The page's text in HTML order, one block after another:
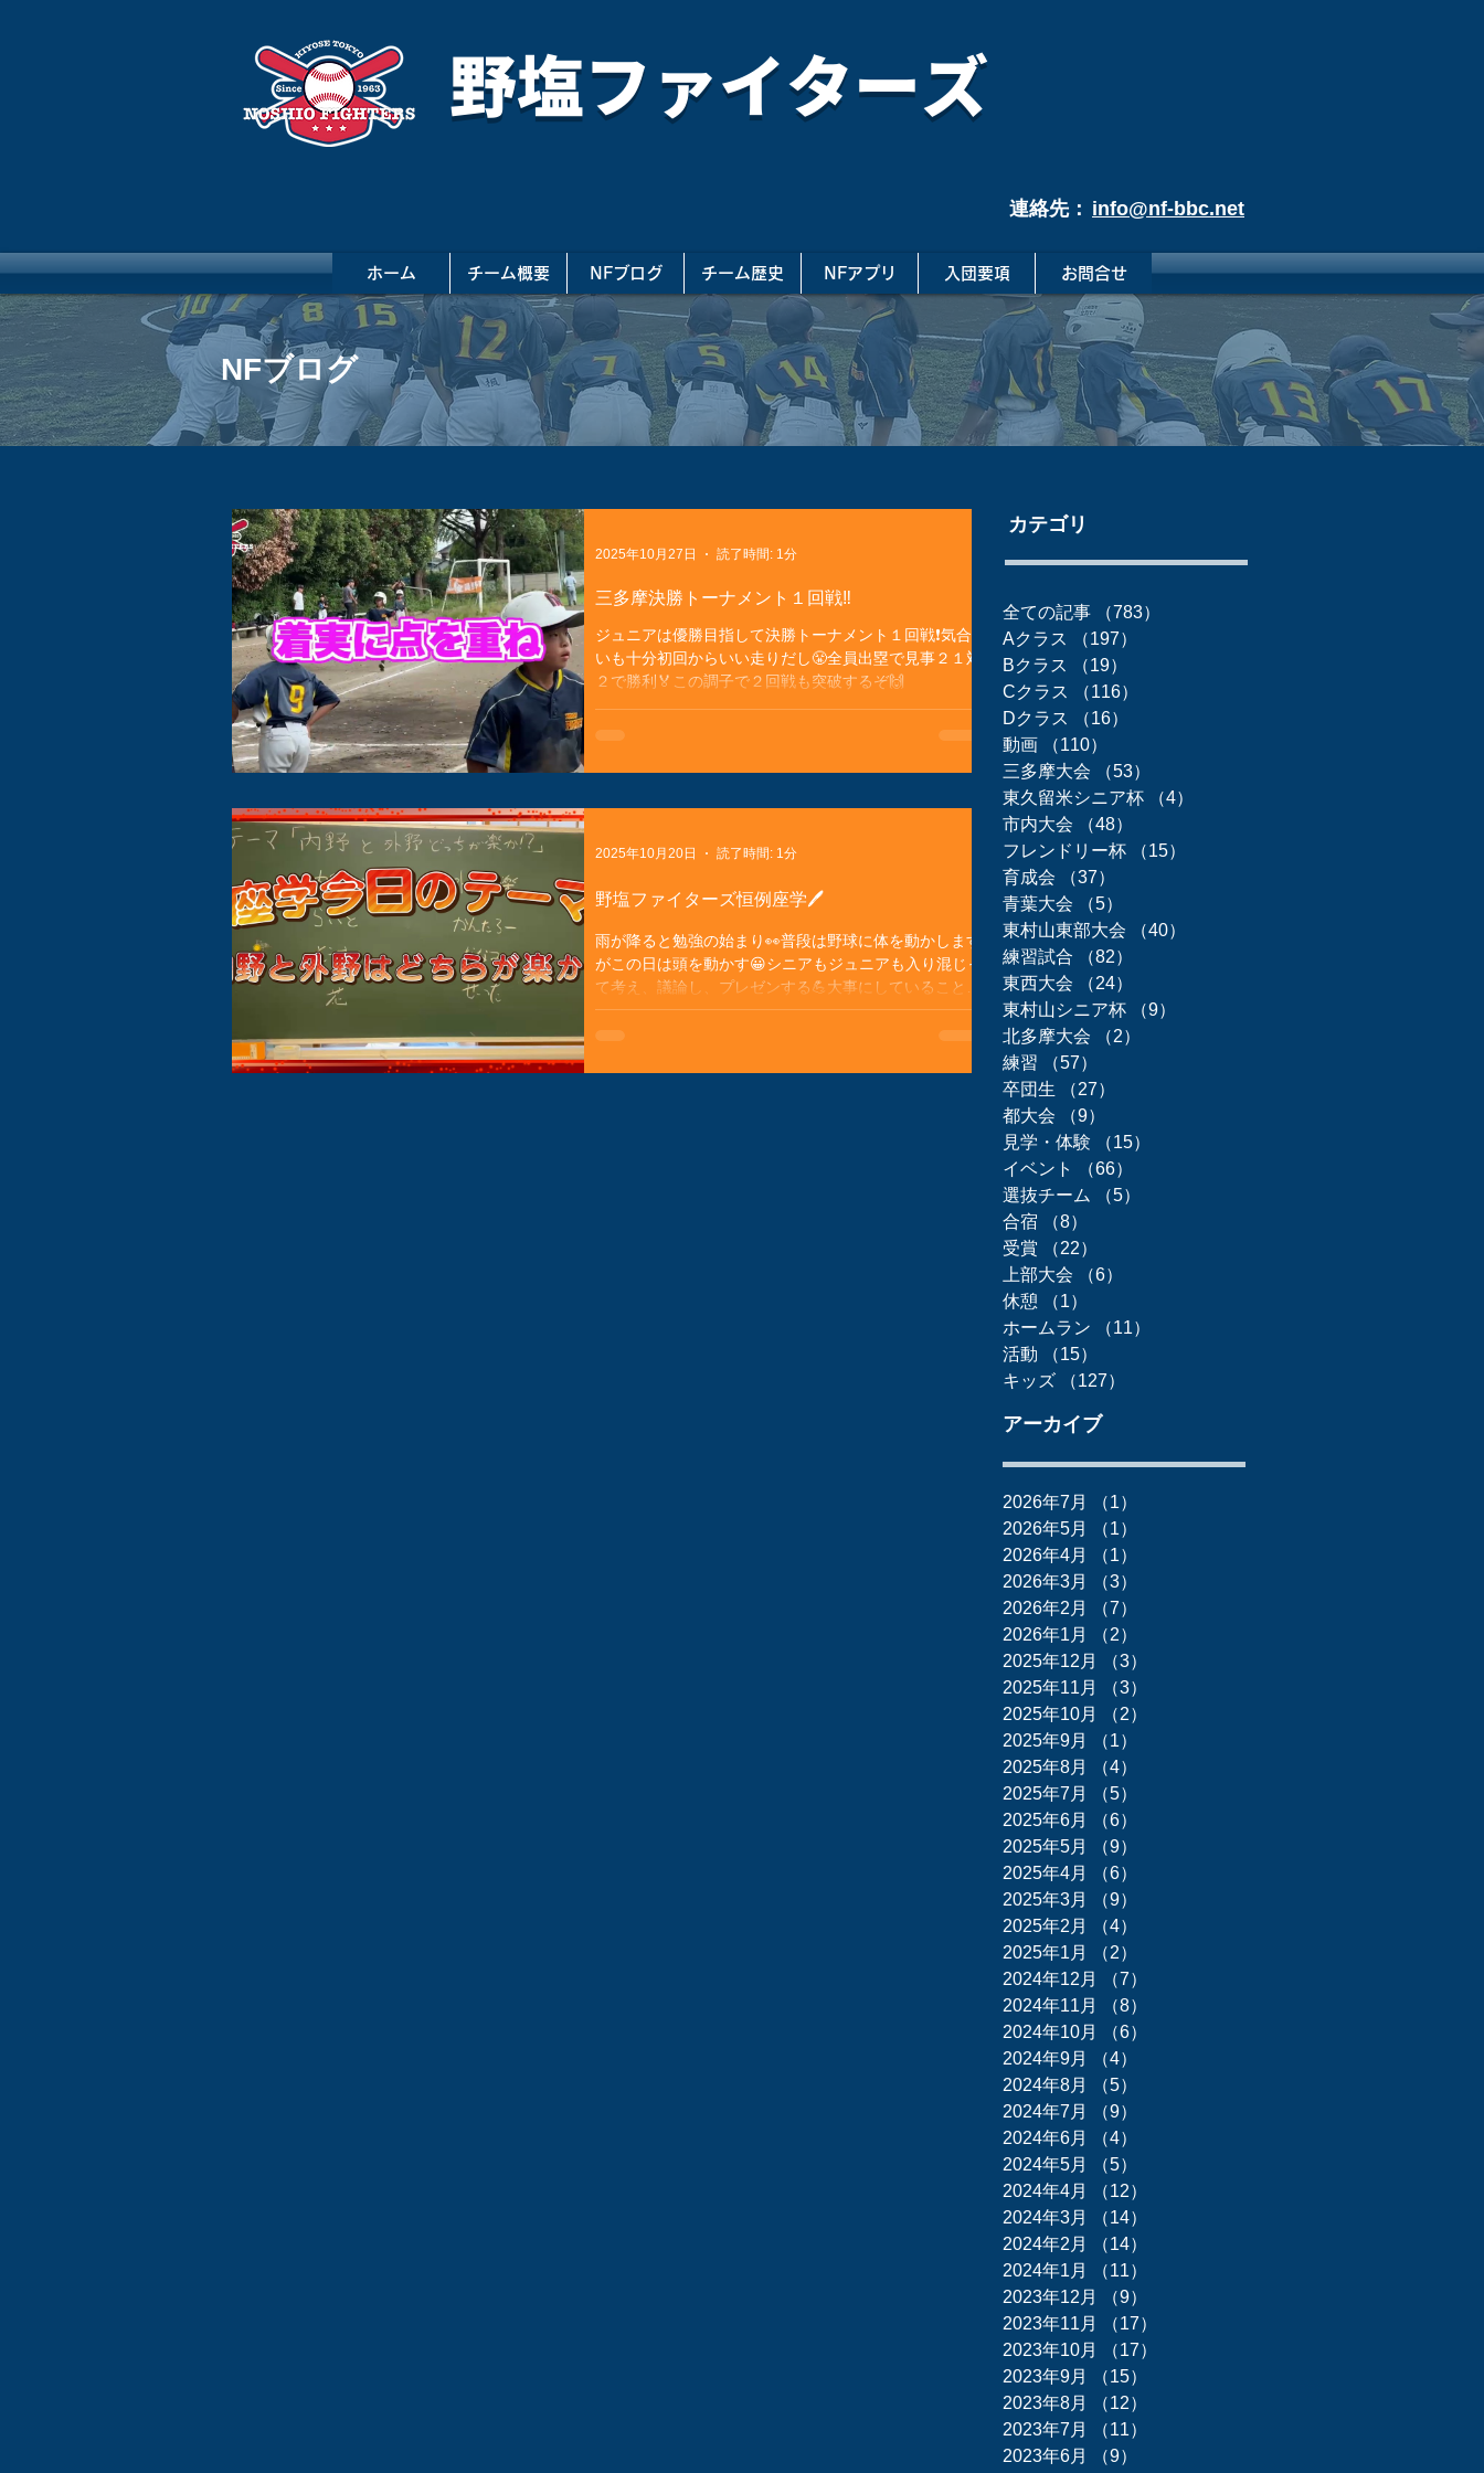
野塩ファイターズ
連絡先： info@nf-bbc.net
ホーム チーム概要 NFブログ チーム歴史 NFアプリ 入団要項 お問合せ
NFブログ
三多摩決勝トーナメント１回戦‼️
ジュニアは優勝目指して決勝トーナメント１回戦❗️気合
いも十分初回からいい走りだし😤全員出塁で見事２１対
２で勝利🏅この調子で２回戦も突破するぞ🙌
2025年10月27日 読了時間: 1分
野塩ファイターズ恒例座学🖊️
雨が降ると勉強の始まり👀普段は野球に体を動かします
がこの日は頭を動かす😀シニアもジュニアも入り混じっ
て考え、議論し、プレゼンする💪大事にしていることの
１つです🎉
2025年10月20日 読了時間: 1分
カテゴリ
全ての記事 （783）
Aクラス
（197）
Bクラス
（19）
Cクラス
（116）
Dクラス
（16）
動画
（110）
三多摩大会
（53）
東久留米シニア杯
（4）
市内大会
（48）
フレンドリー杯
（15）
育成会
（37）
青葉大会
（5）
東村山東部大会
（40）
練習試合
（82）
東西大会
（24）
東村山シニア杯
（9）
北多摩大会
（2）
練習
（57）
卒団生
（27）
都大会
（9）
見学・体験
（15）
イベント
（66）
選抜チーム
（5）
合宿
（8）
受賞
（22）
上部大会
（6）
休憩
（1）
ホームラン
（11）
活動
（15）
キッズ
（127）
アーカイブ
2026年7月 （1）
2026年5月
（1）
2026年4月
（1）
2026年3月
（3）
2026年2月
（7）
2026年1月
（2）
2025年12月
（3）
2025年11月
（3）
2025年10月
（2）
2025年9月
（1）
2025年8月
（4）
2025年7月
（5）
2025年6月
（6）
2025年5月
（9）
2025年4月
（6）
2025年3月
（9）
2025年2月
（4）
2025年1月
（2）
2024年12月
（7）
2024年11月
（8）
2024年10月
（6）
2024年9月
（4）
2024年8月
（5）
2024年7月
（9）
2024年6月
（4）
2024年5月
（5）
2024年4月
（12）
2024年3月
（14）
2024年2月
（14）
2024年1月
（11）
2023年12月
（9）
2023年11月
（17）
2023年10月
（17）
2023年9月
（15）
2023年8月
（12）
2023年7月
（11）
2023年6月
（9）